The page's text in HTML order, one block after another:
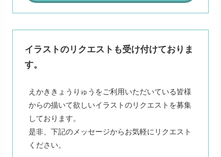
イラストのリクエストも受け付けておりま
す。
えかききょうりゅうをご利用いただいている皆様
からの描いて欲しいイラストのリクエストを募集
しております。
是非、下記のメッセージからお気軽にリクエスト
ください。